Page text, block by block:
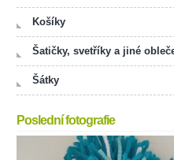
Košíky
Šatičky, svetříky a jiné
Šátky
Poslední fotografie